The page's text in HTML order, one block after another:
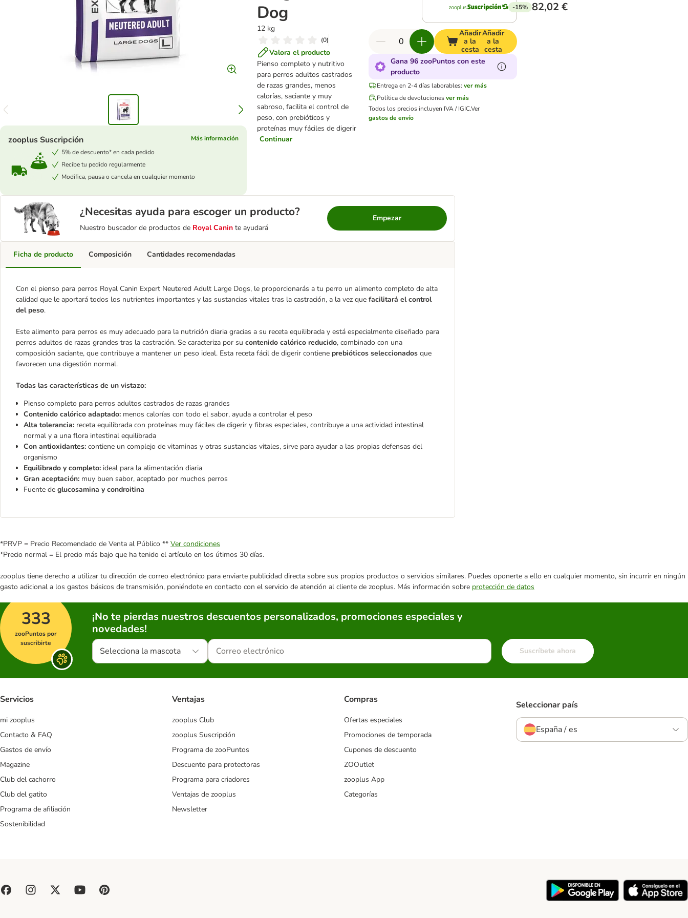
Dog
12 kg
(0)
Valora el producto
Pienso completo y nutritivo
para perros adultos castrados
de razas grandes, menos
calorías, saciante y muy
sabroso, facilita el control de
peso, con prebióticos y
proteínas muy fáciles de digerir
Continuar
zooplus Suscripción
Más información
5% de descuento* en cada pedido
Recibe tu pedido regularmente
Modifica, pausa o cancela en cualquier momento
-15% 82,02 €
Añadir
a la
cesta
Añadir
a la
cesta
Gana 96 zooPuntos con este
producto
Entrega en 2-4 días laborables: ver más
Política de devoluciones ver más
Todos los precios incluyen IVA / IGIC.Ver
gastos de envío
¿Necesitas ayuda para escoger un producto?
Nuestro buscador de productos de Royal Canin te ayudará
Empezar
Ficha de producto
Con el pienso para perros Royal Canin Expert Neutered Adult Large Dogs, le proporcionarás a tu perro un alimento completo de alta
calidad que le aportará todos los nutrientes importantes y las sustancias vitales tras la castración, a la vez que facilitará el control
del peso.
Este alimento para perros es muy adecuado para la nutrición diaria gracias a su receta equilibrada y está especialmente diseñado para
perros adultos de razas grandes tras la castración. Se caracteriza por su contenido calórico reducido, combinado con una
composición saciante, que contribuye a mantener un peso ideal. Esta receta fácil de digerir contiene prebióticos seleccionados que
favorecen una digestión normal.
Todas las características de un vistazo:
Pienso completo para perros adultos castrados de razas grandes
Contenido calórico adaptado: menos calorías con todo el sabor, ayuda a controlar el peso
Alta tolerancia: receta equilibrada con proteínas muy fáciles de digerir y fibras especiales, contribuye a una actividad intestinal
normal y a una flora intestinal equilibrada
Con antioxidantes: contiene un complejo de vitaminas y otras sustancias vitales, sirve para ayudar a las propias defensas del
organismo
Equilibrado y completo: ideal para la alimentación diaria
Gran aceptación: muy buen sabor, aceptado por muchos perros
Fuente de glucosamina y condroitina
Composición Cantidades recomendadas
*PRVP = Precio Recomendado de Venta al Público ** Ver condiciones
*Precio normal = El precio más bajo que ha tenido el artículo en los útimos 30 días.
zooplus tiene derecho a utilizar tu dirección de correo electrónico para enviarte publicidad directa sobre sus propios productos o servicios similares. Puedes oponerte a ello en cualquier momento, sin incurrir en ningún
gasto adicional a los gastos básicos de transmisión, poniéndote en contacto con el servicio de atención al cliente de zooplus. Más información sobre protección de datos
333
zooPuntos por
suscribirte
¡No te pierdas nuestros descuentos personalizados, promociones especiales y
novedades!
Selecciona la mascota Suscríbete ahora
Servicios
mi zooplus
Contacto & FAQ
Gastos de envío
Magazine
Club del cachorro
Club del gatito
Programa de afiliación
Sostenibilidad
Ventajas
zooplus Club
zooplus Suscripción
Programa de zooPuntos
Descuento para protectoras
Programa para criadores
Ventajas de zooplus
Newsletter
Compras
Ofertas especiales
Promociones de temporada
Cupones de descuento
ZOOutlet
zooplus App
Categorías
Seleccionar país
España / es